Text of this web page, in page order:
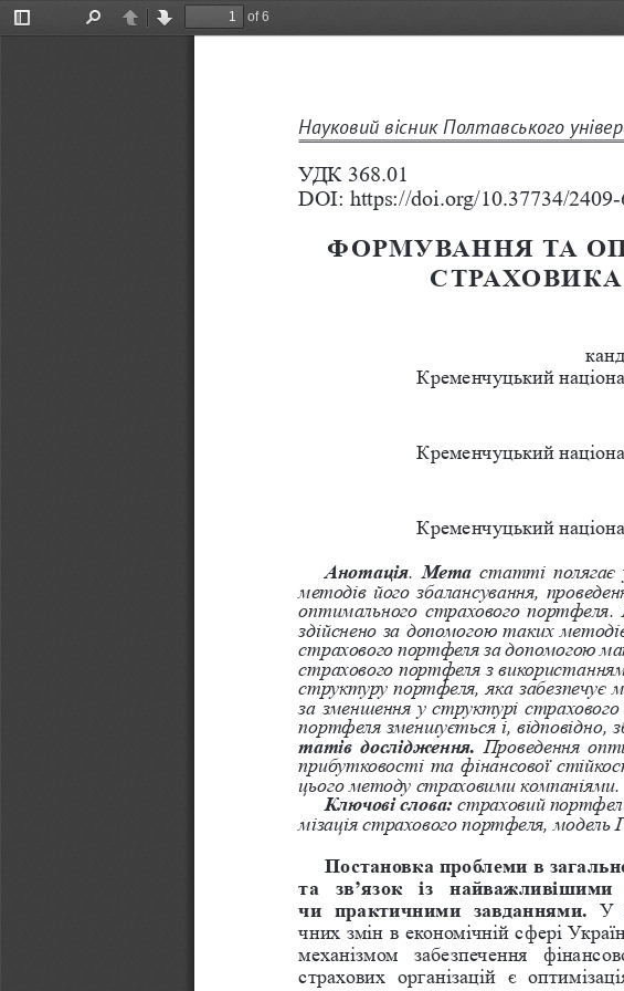
Toggle
PreviousNext
of 6
Науковий вісник Полтавського
УДК 368.01
DOI: https://doi.org/10.37734/
ФОРМУВАННЯ ТА
СТРАХОВИКА
Кременчуцький
Кременчуцький
Кременчуцький
Анотація
Мета статті полягає
методів його збалансування,
оптимального страхового портфеля.
здійснено за допомогою таких
страхового портфеля за допомогою
страхового портфеля з
структуру портфеля, яка забезпечує
за зменшення у структурі
портфеля зменшується і, відповідно,
татів дослідження.
Проведення
прибутковості та фінансової
цього методу страховими компаніями.
Ключові слова: страховий
мізація страхового портфеля, модель
Постановка проблеми в
та  зв’язок  із  найважливішими
чи  практичними  завданнями.
У
чних змін в економічній сфері
механізмом  забезпечення
страхових  організацій  є